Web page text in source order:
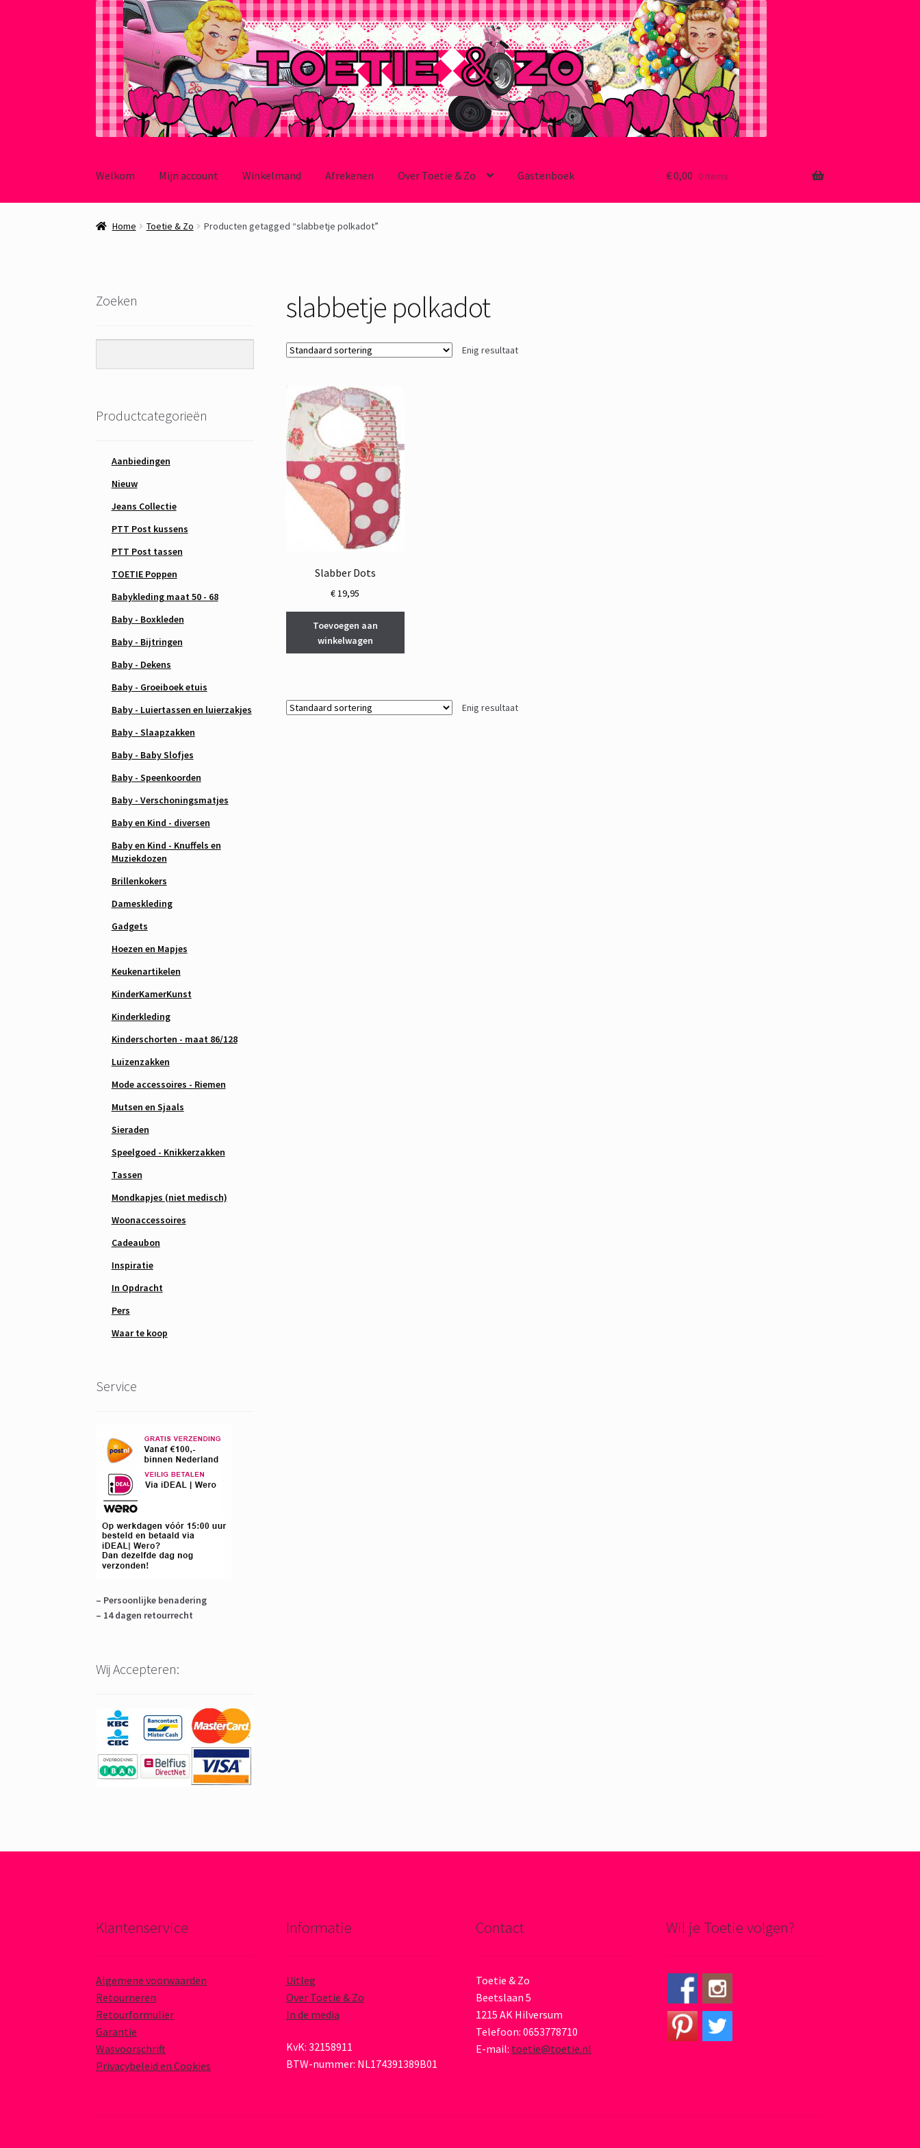
door
naar
Welkom Mijn account Winkelmand Afrekenen Over Toetie & Zo Gastenboek €0,00 0 items
Home Toetie & Zo Producten getagged “slabbetje polkadot”
slabbetje polkadot
Enig resultaat
Slabber Dots
€19,95
Toevoegen aan
winkelwagen
Enig resultaat
Zoeken
Productcategorieën
Aanbiedingen
Nieuw
Jeans Collectie
PTT Post kussens
PTT Post tassen
TOETIE Poppen
Babykleding maat 50 - 68
Baby - Boxkleden
Baby - Bijtringen
Baby - Dekens
Baby - Groeiboek etuis
Baby - Luiertassen en luierzakjes
Baby - Slaapzakken
Baby - Baby Slofjes
Baby - Speenkoorden
Baby - Verschoningsmatjes
Baby en Kind - diversen
Baby en Kind - Knuffels en
Muziekdozen
Brillenkokers
Dameskleding
Gadgets
Hoezen en Mapjes
Keukenartikelen
KinderKamerKunst
Kinderkleding
Kinderschorten - maat 86/128
Luizenzakken
Mode accessoires - Riemen
Mutsen en Sjaals
Sieraden
Speelgoed - Knikkerzakken
Tassen
Mondkapjes (niet medisch)
Woonaccessoires
Cadeaubon
Inspiratie
In Opdracht
Pers
Waar te koop
Service
– Persoonlijke benadering
– 14 dagen retourrecht
Wij Accepteren:
Klantenservice
Algemene voorwaarden
Retourneren
Retourformulier
Garantie
Wasvoorschrift
Privacybeleid en Cookies
Informatie
Uitleg
Over Toetie & Zo
In de media
KvK: 32158911
BTW-nummer: NL174391389B01
Contact
Toetie & Zo
Beetslaan 5
1215 AK Hilversum
Telefoon: 0653778710
E-mail: toetie@toetie.nl
Wil je Toetie volgen?